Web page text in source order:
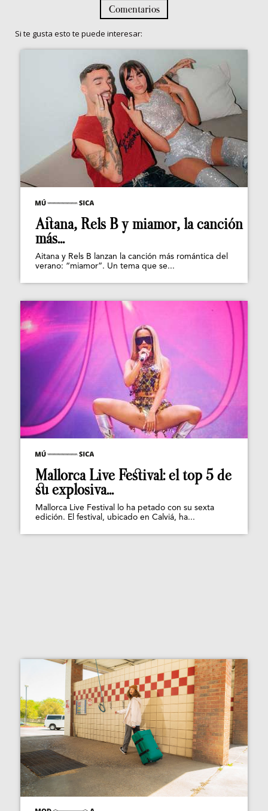
Comentarios
Si te gusta esto te puede interesar:
Aitana, Rels B y miamor, la canción
más...
Aitana y Rels B lanzan la canción más romántica del
verano: “miamor”. Un tema que se...
Mallorca Live Festival: el top 5 de
su explosiva...
Mallorca Live Festival lo ha petado con su sexta
edición. El festival, ubicado en Calviá, ha...